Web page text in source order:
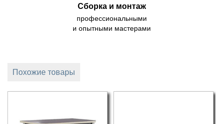
Сборка и монтаж
профессиональными
и опытными мастерами
Похожие товары